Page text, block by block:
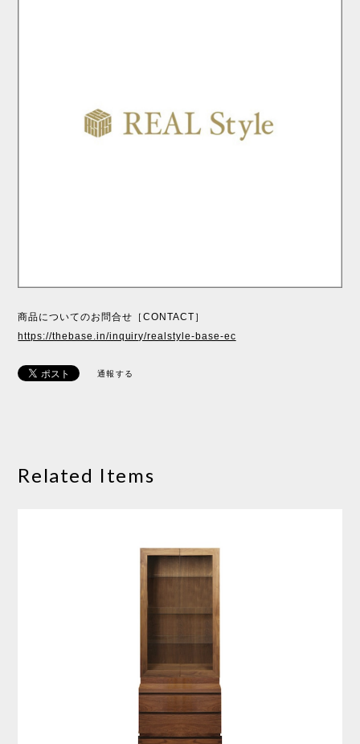
商品についてのお問合せ［CONTACT］
https://thebase.in/inquiry/realstyle-base-ec
通報する
Related Items